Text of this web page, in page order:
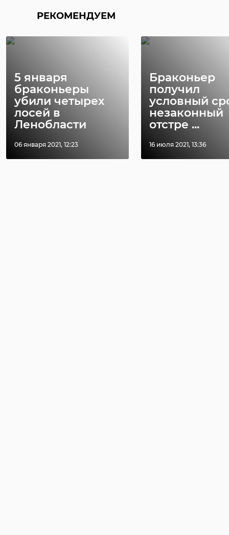
РЕКОМЕНДУЕМ
5 января
браконьеры
убили четырех
лосей в
Ленобласти
06 января 2021, 12:23
Браконьер
получил
условный
незаконный
отстре ...
16 июля 2021, 13:36